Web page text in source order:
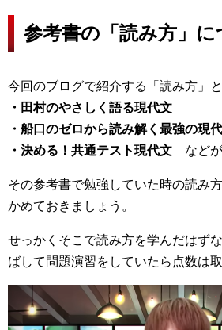
参考書の「読み方」に
今回のブログで紹介する「読み方」
・田村のやさしく語る現代文
・船口のゼロから読み解く最強の現
・決める！共通テスト現代文 などが
その参考書で勉強していた時の読み
かめておきましょう。
せっかくそこで読み方を学んだはず
ばして問題演習をしていたら点数は